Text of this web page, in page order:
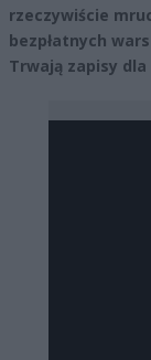
rzeczywiście
bezpłatnych
Trwają zapisy